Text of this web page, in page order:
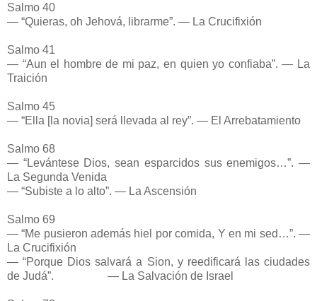
Salmo 40
— “Quieras, oh Jehová, librarme”. — La Crucifixión
Salmo 41
— “Aun el hombre de mi paz, en quien yo confiaba”. — La
Traición
Salmo 45
— “Ella [la novia] será llevada al rey”. — El Arrebatamiento
Salmo 68
— “Levántese Dios, sean esparcidos sus enemigos…”. —
La Segunda Venida
— “Subiste a lo alto”. — La Ascensión
Salmo 69
— “Me pusieron además hiel por comida, Y en mi sed…”. —
La Crucifixión
— “Porque Dios salvará a Sion, y reedificará las ciudades
de Judá”. — La Salvación de Israel